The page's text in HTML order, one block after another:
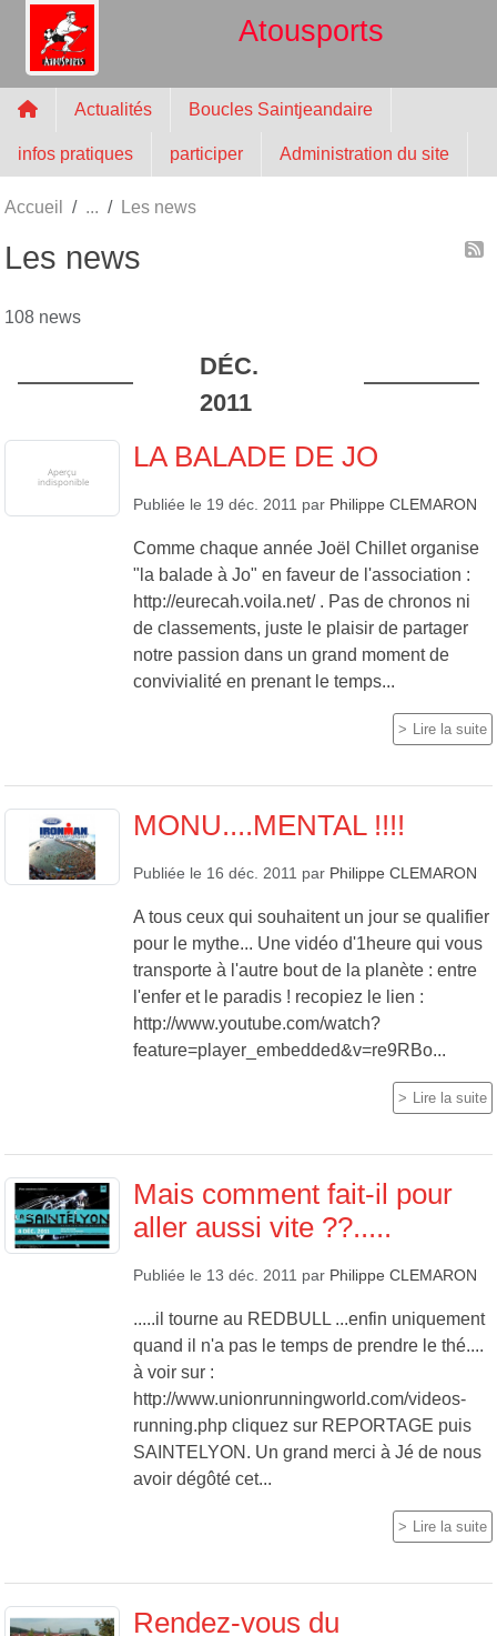
Atousports
Actualités Boucles Saintjeandaire
infos pratiques participer Administration du site
Accueil Les news
Les news
108 news
DÉC.
2011
LA BALADE DE JO
Publiée le 19 déc. 2011 par Philippe CLEMARON
Comme chaque année Joël Chillet organise
"la balade à Jo" en faveur de l'association :
http://eurecah.voila.net/ . Pas de chronos ni
de classements, juste le plaisir de partager
notre passion dans un grand moment de
convivialité en prenant le temps...
Lire la suite
MONU....MENTAL !!!!
Publiée le 16 déc. 2011 par Philippe CLEMARON
A tous ceux qui souhaitent un jour se qualifier
pour le mythe... Une vidéo d'1heure qui vous
transporte à l'autre bout de la planète : entre
l'enfer et le paradis ! recopiez le lien :
http://www.youtube.com/watch?
feature=player_embedded&v=re9RBo...
Lire la suite
Mais comment fait-il pour
aller aussi vite ??.....
Publiée le 13 déc. 2011 par Philippe CLEMARON
.....il tourne au REDBULL ...enfin uniquement
quand il n'a pas le temps de prendre le thé....
à voir sur :
http://www.unionrunningworld.com/videos-
running.php cliquez sur REPORTAGE puis
SAINTELYON. Un grand merci à Jé de nous
avoir dégôté cet...
Lire la suite
Rendez-vous du
Panneau de gestion des cookies